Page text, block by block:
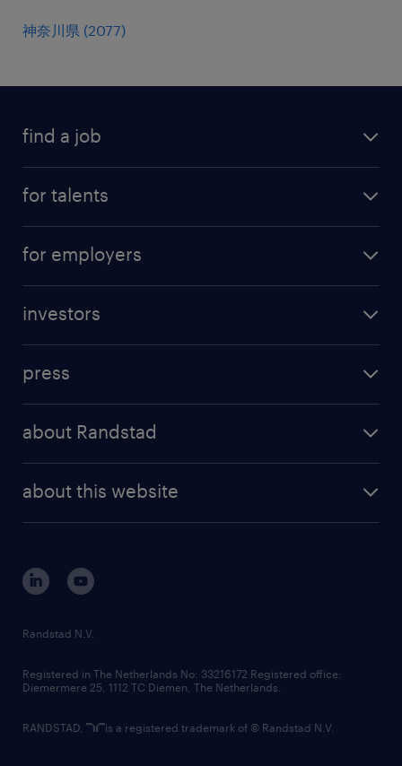
神奈川県 (2077)
find a job
for talents
professional career
for employers
randstad professional
randstad digital
investors
results and reports
press
about Randstad
corporate governance
randstad innovation fund
country websites
about this website
Randstad N.V.
Registered in The Netherlands No: 33216172 Registered office:
Diemermere 25, 1112 TC Diemen, The Netherlands.
RANDSTAD, is a registered trademark of © Randstad N.V.